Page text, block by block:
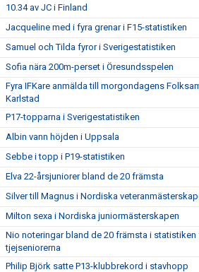
10.34 av JC i Finland
Jacqueline med i fyra grenar i F15-statistiken
Samuel och Tilda fyror i Sverigestatistiken
Sofia nära 200m-perset i Öresundsspelen
Fyra IFKare anmälda till morgondagens
Karlstad
P17-topparna i Sverigestatistiken
Albin vann höjden i Uppsala
Sebbe i topp i P19-statistiken
Elva 22-årsjuniorer bland de 20 främsta
Silver till Magnus i Nordiska
Milton sexa i Nordiska juniormästerskapen
Nio noteringar bland de 20 främsta i statistiken
tjejseniorerna
Philip Björk satte P13-klubbrekord i stavhopp